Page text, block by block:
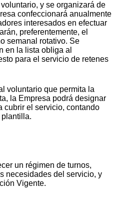
y se organizará de
confeccionará anualmente
interesados en efectuar
preferentemente, el
semanal rotativo. Se
en la lista obliga al
para el servicio de retenes
voluntario que permita la
la Empresa podrá designar
cubrir el servicio, contando
un régimen de turnos,
necesidades del servicio, y
Vigente.